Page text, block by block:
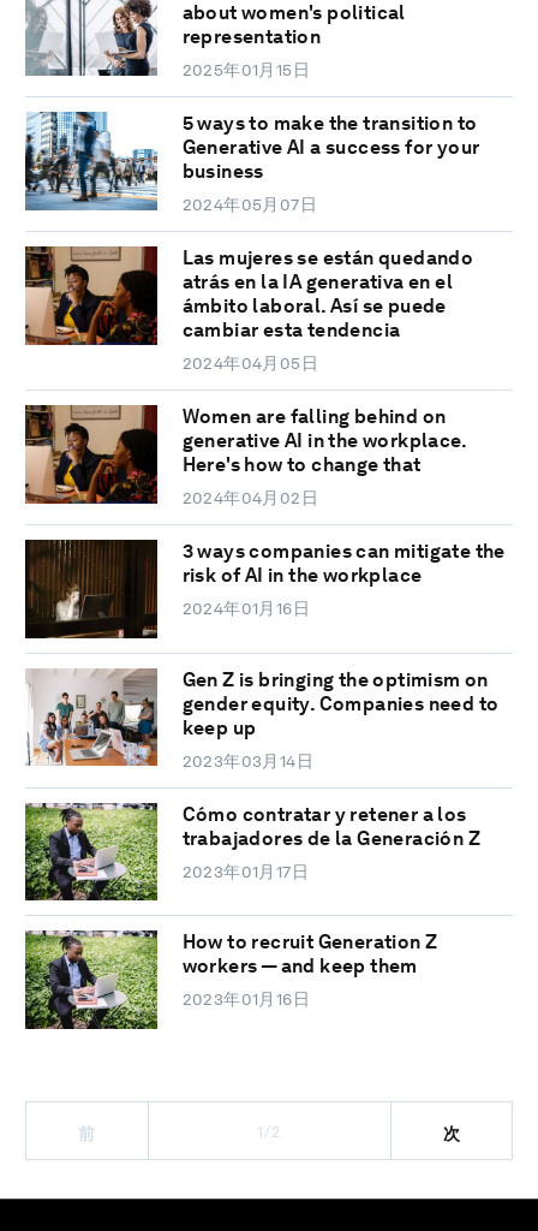
about women's political
representation
2025年01月15日
5 ways to make the transition to
Generative AI a success for your
business
2024年05月07日
Las mujeres se están quedando
atrás en la IA generativa en el
ámbito laboral. Así se puede
cambiar esta tendencia
2024年04月05日
Women are falling behind on
generative AI in the workplace.
Here's how to change that
2024年04月02日
3 ways companies can mitigate the
risk of AI in the workplace
2024年01月16日
Gen Z is bringing the optimism on
gender equity. Companies need to
keep up
2023年03月14日
Cómo contratar y retener a los
trabajadores de la Generación Z
2023年01月17日
How to recruit Generation Z
workers — and keep them
2023年01月16日
前 1/2 次